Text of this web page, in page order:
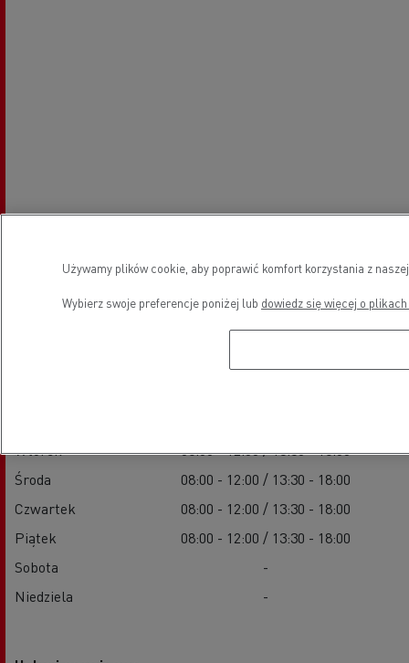
Godziny otwarcia
Wtorek
08:00 - 12:00 / 13:30 - 18:00
Środa
08:00 - 12:00 / 13:30 - 18:00
Czwartek
08:00 - 12:00 / 13:30 - 18:00
Piątek
08:00 - 12:00 / 13:30 - 18:00
Sobota
-
Niedziela
-
Używamy plików cookie, aby poprawić komfort korzystania z
Wybierz swoje preferencje poniżej lub dowiedz się więcej o